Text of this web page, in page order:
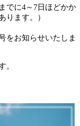
でに4～7日ほどかか
ります。）
をお知らせいたしま
。